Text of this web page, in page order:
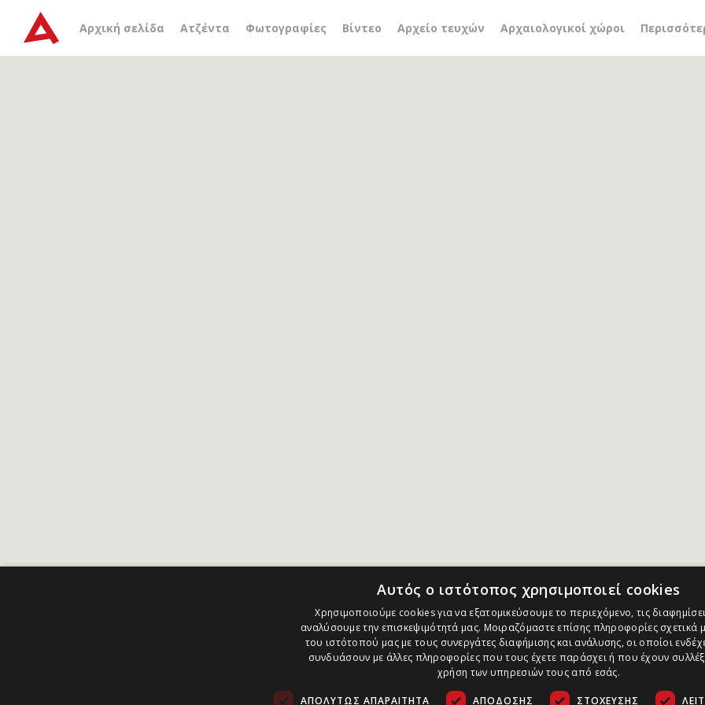
Αρχική σελίδα Ατζέντα Φωτογραφίες Βίντεο Αρχείο τευχών Αρχαιολογικοί χώροι
Αρχείο ετικέτας κτήριο τσίλλερ
Αυτός ο ιστότοπος χρησιμοποιεί cookies
Χρησιμοποιούμε cookies για να εξατομικεύσουμε το περιεχόμενο, τις
αναλύσουμε την επισκεψιμότητά μας. Μοιραζόμαστε επίσης πληροφορίες σχετικά
του ιστότοπού μας με τους συνεργάτες διαφήμισης και ανάλυσης, οι οποίοι
συνδυάσουν με άλλες πληροφορίες που τους έχετε παράσχει ή που έχουν
χρήση των υπηρεσιών τους από εσάς.
ΑΠΟΛΎΤΩΣ ΑΠΑΡΑΊΤΗΤΑ ΑΠΌΔΟΣΗΣ ΣΤΌΧΕΥΣΗΣ